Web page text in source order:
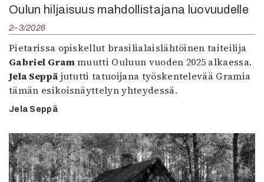
Oulun hiljaisuus mahdollistajana luovuudelle
2–3/2026
Pietarissa opiskellut brasilialaislähtöinen taiteilija
Gabriel Grammuutti Ouluun vuoden 2025 alkaessa.
Jela Seppä jututti tatuoijana työskentelevää Gramia
tämän esikoisnäyttelyn yhteydessä.
Jela Seppä